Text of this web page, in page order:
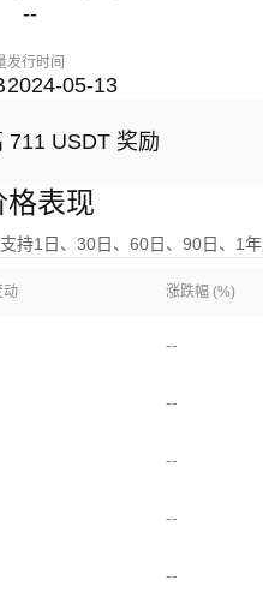
--
发行时间
2024-05-13
711 USDT 奖励
格表现
持1日、30日、60日、90日、1
动 涨跌幅 (%)
--
--
--
--
--